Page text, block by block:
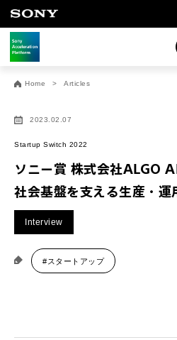
Home Articles
2023.02.07
Startup Switch 2022
ソニー賞 株式会社ALGO
社会基盤を支える生産・運
Interview
#スタートアップ
お問い合わせ
法人向けサービスに関するご相談
法人お問い合わせ
FAQ&個人お問い合わせは以下のボ
FAQ & 個人お問い合わせ